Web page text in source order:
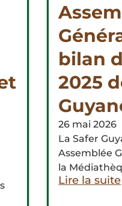
bilan
2025
26 mai 2026
La Safer
Assemblée
la
Lire la suite